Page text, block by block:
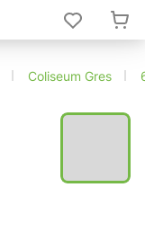
Coliseum Gres